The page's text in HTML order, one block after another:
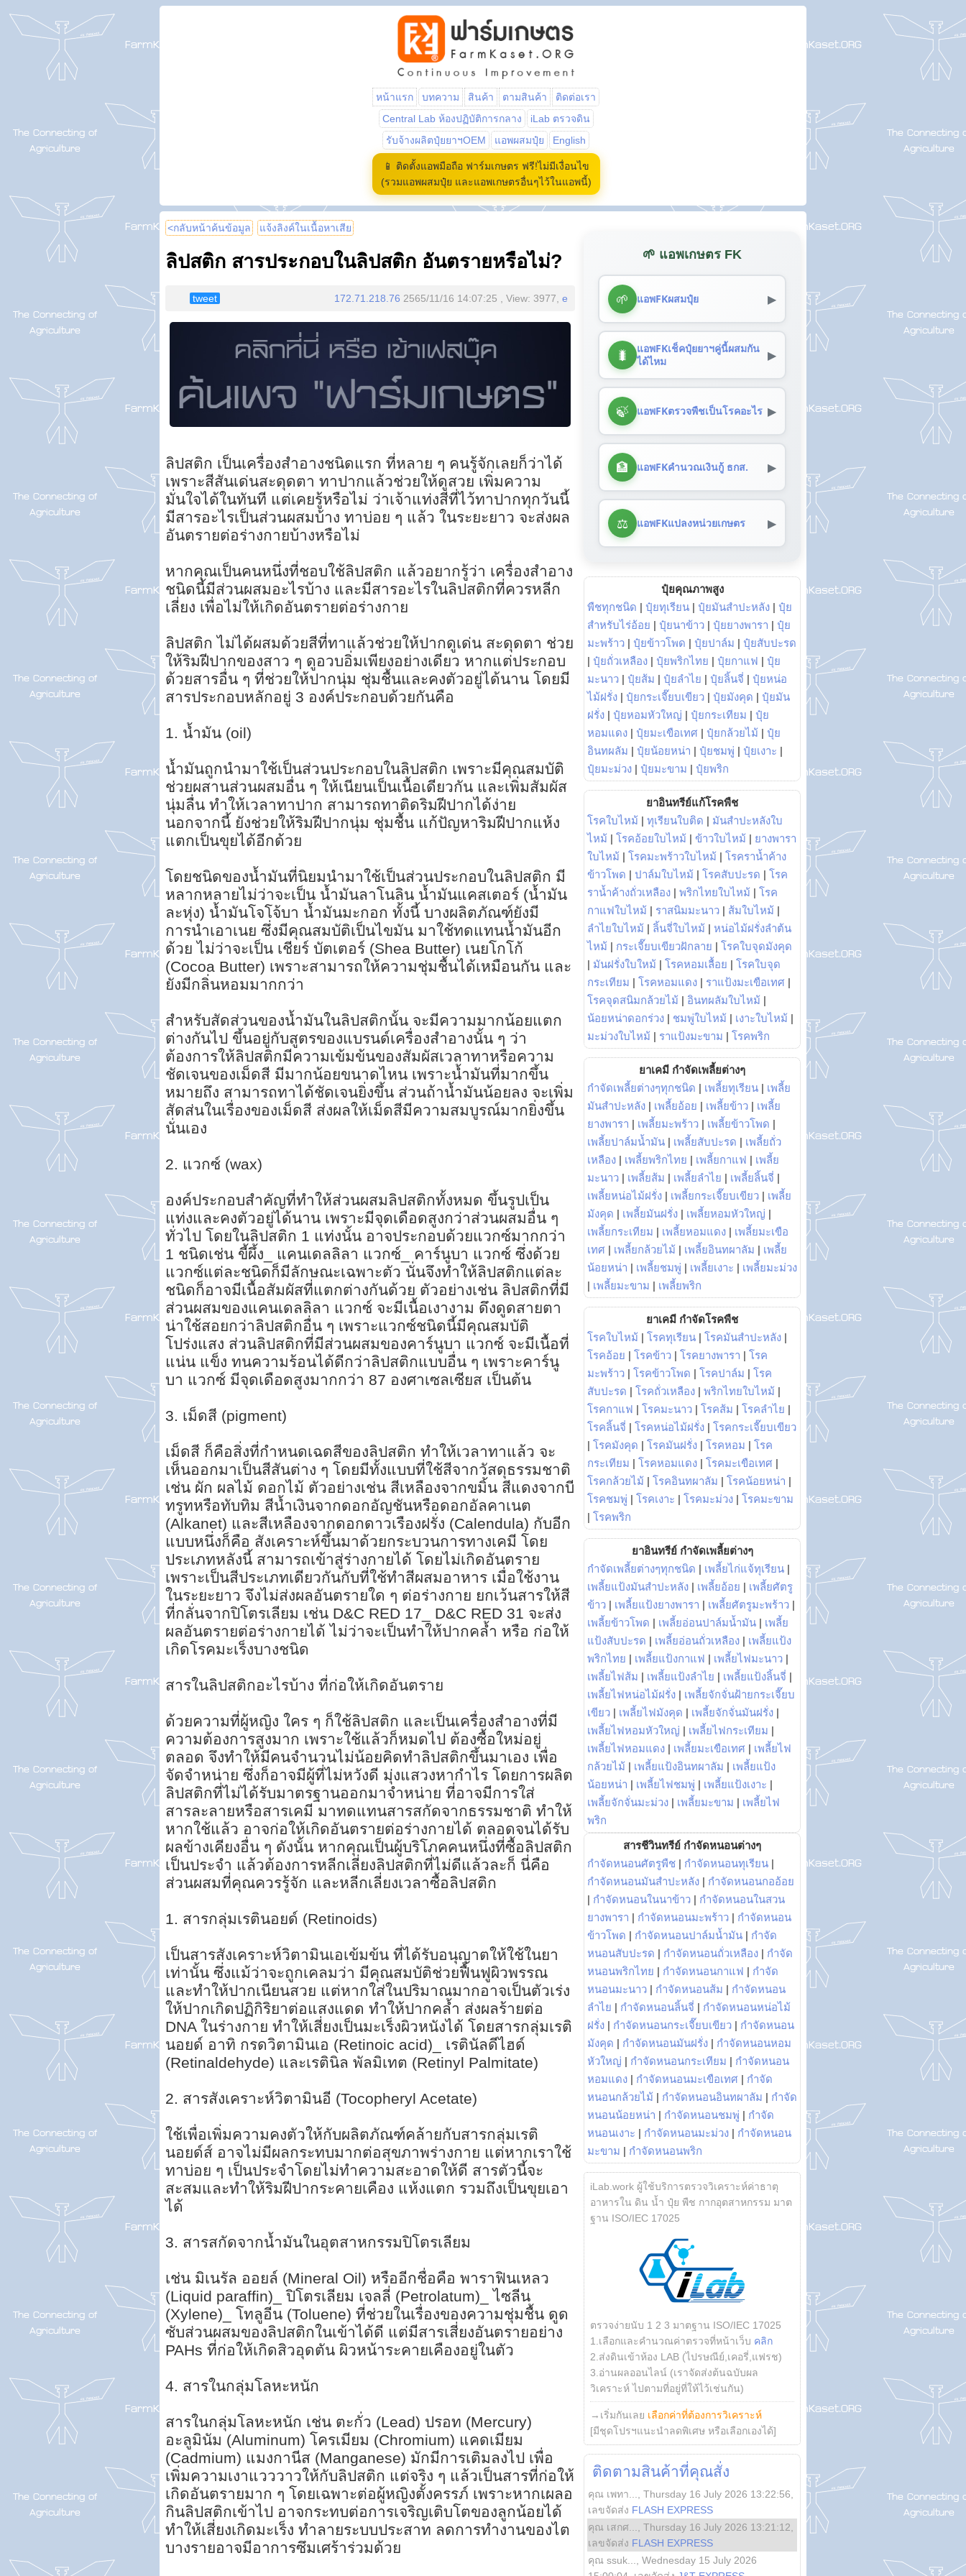
หน้าแรก บทความ สินค้า ตามสินค้า
ติดต่อเรา
Central Lab ห้องปฏิบัติการกลาง
iLab ตรวจดิน
รับจ้างผลิตปุ๋ยยาฯOEM
แอพผสมปุ๋ย English
📱 ติดตั้งแอพมือถือ ฟาร์มเกษตร ฟรี!ไม่มีเงื่อนไข
(รวมแอพผสมปุ๋ย และแอพเกษตรอื่นๆไว้ในแอพนี้)
<กลับหน้าค้นข้อมูล แจ้งลิงค์ในเนื้อหาเสีย
ลิปสติก สารประกอบในลิปสติก อันตรายหรือไม่?
tweet 172.71.218.76 2565/11/16 14:07:25 , View: 3977, e
ลิปสติก เป็นเครื่องสำอางชนิดแรก ที่หลาย ๆ คนรู้จักเลยก็ว่าได้
เพราะสีสันเด่นสะดุดตา ทาปากแล้วช่วยให้ดูสวย เพิ่มความ
มั่นใจได้ในทันที แต่เคยรู้หรือไม่ ว่าเจ้าแท่งสีที่ไว้ทาปากทุกวันนี้
มีสารอะไรเป็นส่วนผสมบ้าง ทาบ่อย ๆ แล้ว ในระยะยาว จะส่งผล
อันตรายต่อร่างกายบ้างหรือไม่
หากคุณเป็นคนหนึ่งที่ชอบใช้ลิปสติก แล้วอยากรู้ว่า เครื่องสำอาง
ชนิดนี้มีส่วนผสมอะไรบ้าง และมีสารอะไรในลิปสติกที่ควรหลีก
เลี่ยง เพื่อไม่ให้เกิดอันตรายต่อร่างกาย
ลิปสติก ไม่ได้ผสมด้วยสีที่ทาแล้วช่วยให้ปากดูเด่น สะดุดตา ช่วย
ให้ริมฝีปากของสาว ๆ ดูอวบอิ่มเพียงอย่างเดียว หากแต่ประกอบ
ด้วยสารอื่น ๆ ที่ช่วยให้ปากนุ่ม ชุ่มชื้นและคงตัวอยู่ได้นาน โดยมี
สารประกอบหลักอยู่ 3 องค์ประกอบด้วยกันคือ
1. น้ำมัน (oil)
น้ำมันถูกนำมาใช้เป็นส่วนประกอบในลิปสติก เพราะมีคุณสมบัติ
ช่วยผสานส่วนผสมอื่น ๆ ให้เนียนเป็นเนื้อเดียวกัน และเพิ่มสัมผัส
นุ่มลื่น ทำให้เวลาทาปาก สามารถทาติดริมฝีปากได้ง่าย
นอกจากนี้ ยังช่วยให้ริมฝีปากนุ่ม ชุ่มชื้น แก้ปัญหาริมฝีปากแห้ง
แตกเป็นขุยได้อีกด้วย
โดยชนิดของน้ำมันที่นิยมนำมาใช้เป็นส่วนประกอบในลิปสติก มี
หลากหลายไม่ว่าจะเป็น น้ำมันลาโนลิน น้ำมันแคสเตอร์ (น้ำมัน
ละหุ่ง) น้ำมันโจโจ้บา น้ำมันมะกอก ทั้งนี้ บางผลิตภัณฑ์ยังมี
การนำเอาเนย ซึ่งมีคุณสมบัติเป็นไขมัน มาใช้ทดแทนน้ำมันอีก
ด้วย ไม่ว่าจะเป็น เชียร์ บัตเตอร์ (Shea Butter) เนยโกโก้
(Cocoa Butter) เพราะสามารถให้ความชุ่มชื้นได้เหมือนกัน และ
ยังมีกลิ่นหอมมากกว่า
สำหรับสัดส่วนของน้ำมันในลิปสติกนั้น จะมีความมากน้อยแตก
ต่างกันไป ขึ้นอยู่กับสูตรของแบรนด์เครื่องสำอางนั้น ๆ ว่า
ต้องการให้ลิปสติกมีความเข้มข้นของสัมผัสเวลาทาหรือความ
ชัดเจนของเม็ดสี มีมากน้อยขนาดไหน เพราะน้ำมันที่มากขึ้น
หมายถึง สามารถทาได้ชัดเจนยิ่งขึ้น ส่วนถ้าน้ำมันน้อยลง จะเพิ่ม
สัดส่นในเรื่องของเม็ดสี ส่งผลให้เม็ดสีมีความสมบูรณ์มากยิ่งขึ้น
นั่นเอง
2. แวกซ์ (wax)
องค์ประกอบสำคัญที่ทำให้ส่วนผสมลิปสติกทั้งหมด ขึ้นรูปเป็น
แท่งและคงตัวอยู่ได้นาน เพราะมีจุดเดือดสูงกว่าส่วนผสมอื่น ๆ
ทั่วไป โดยในลิปสติก 1 แท่งนั้น อาจประกอบด้วยแวกซ์มากกว่า
1 ชนิดเช่น ขี้ผึ้ง_ แคนเดลลิลา แวกซ์_ คาร์นูบา แวกซ์ ซึ่งด้วย
แวกซ์แต่ละชนิดก็มีลักษณะเฉพาะตัว นั่นจึงทำให้ลิปสติกแต่ละ
ชนิดก็อาจมีเนื้อสัมผัสที่แตกต่างกันด้วย ตัวอย่างเช่น ลิปสติกที่มี
ส่วนผสมของแคนเดลลิลา แวกซ์ จะมีเนื้อเงางาม ดึงดูดสายตา
น่าใช้สอยกว่าลิปสติกอื่น ๆ เพราะแวกซ์ชนิดนี้มีคุณสมบัติ
โปร่งแสง ส่วนลิปสติกที่มีส่วนผสมของคาร์นูบา แวกซ์ จะมีเนื้อที่
แน่น แข็ง ทนความร้อนได้ดีกว่าลิปสติกแบบอื่น ๆ เพราะคาร์นู
บา แวกซ์ มีจุดเดือดสูงมากกว่า 87 องศาเซลเซียส เป็นต้น
3. เม็ดสี (pigment)
เม็ดสี ก็คือสิ่งที่กำหนดเฉดสีของลิปสติก ทำให้เวลาทาแล้ว จะ
เห็นออกมาเป็นสีสันต่าง ๆ โดยมีทั้งแบบที่ใช้สีจากวัสดุธรรมชาติ
เช่น ผัก ผลไม้ ดอกไม้ ตัวอย่างเช่น สีเหลืองจากขมิ้น สีแดงจากบี
ทรูทหรือทับทิม สีน้ำเงินจากดอกอัญชันหรือดอกอัลคาเนต
(Alkanet) และสีเหลืองจากดอกดาวเรืองฝรั่ง (Calendula) กับอีก
แบบหนึ่งก็คือ สังเคราะห์ขึ้นมาด้วยกระบวนการทางเคมี โดย
ประเภทหลังนี้ สามารถเข้าสู่ร่างกายได้ โดยไม่เกิดอันตราย
เพราะเป็นสีประเภทเดียวกันกับที่ใช้ทำสีผสมอาหาร เมื่อใช้งาน
ในระยะยาว จึงไม่ส่งผลอันตรายใด ๆ ต่อร่างกาย ยกเว้นสารให้สี
ที่กลั่นจากปิโตรเลียม เช่น D&C RED 17_ D&C RED 31 จะส่ง
ผลอันตรายต่อร่างกายได้ ไม่ว่าจะเป็นทำให้ปากคล้ำ หรือ ก่อให้
เกิดโรคมะเร็งบางชนิด
สารในลิปสติกอะไรบ้าง ที่ก่อให้เกิดอันตราย
ด้วยความที่ผู้หญิง ใคร ๆ ก็ใช้ลิปสติก และเป็นเครื่องสำอางที่มี
ความต้องการสูงมาก เพราะใช้แล้วก็หมดไป ต้องซื้อใหม่อยู่
ตลอด จึงทำให้มีคนจำนวนไม่น้อยคิดทำลิปสติกขึ้นมาเอง เพื่อ
จัดจำหน่าย ซึ่งก็อาจมีผู้ที่ไม่หวังดี มุ่งแสวงหากำไร โดยการผลิต
ลิปสติกที่ไม่ได้รับมาตรฐานออกมาจำหน่าย ที่อาจมีการใส่
สารละลายหรือสารเคมี มาทดแทนสารสกัดจากธรรมชาติ ทำให้
หากใช้แล้ว อาจก่อให้เกิดอันตรายต่อร่างกายได้ ตลอดจนได้รับ
ผลข้างเคียงอื่น ๆ ดังนั้น หากคุณเป็นผู้บริโภคคนหนึ่งที่ซื้อลิปสติก
เป็นประจำ แล้วต้องการหลีกเลี่ยงลิปสติกที่ไม่ดีแล้วละก็ นี่คือ
ส่วนผสมที่คุณควรรู้จัก และหลีกเลี่ยงเวลาซื้อลิปสติก
1. สารกลุ่มเรตินอยด์ (Retinoids)
เป็นสารสังเคราะห์วิตามินเอเข้มข้น ที่ได้รับอนุญาตให้ใช้ในยา
เท่านั้น ซึ่งแม้ว่าจะถูกเคลมว่า มีคุณสมบัติช่วยฟื้นฟูผิวพรรณ
และทำให้ปากเนียนสวย แต่หากใส่ในปริมาณมากอาจเป็นตัวเร่ง
ให้ปากเกิดปฏิกิริยาต่อแสงแดด ทำให้ปากคล้ำ ส่งผลร้ายต่อ
DNA ในร่างกาย ทำให้เสี่ยงเป็นมะเร็งผิวหนังได้ โดยสารกลุ่มเรติ
นอยด์ อาทิ กรดวิตามินเอ (Retinoic acid)_ เรตินัลดีไฮด์
(Retinaldehyde) และเรตินิล พัลมิเทต (Retinyl Palmitate)
2. สารสังเคราะห์วิตามินอี (Tocopheryl Acetate)
ใช้เพื่อเพิ่มความคงตัวให้กับผลิตภัณฑ์คล้ายกับสารกลุ่มเรติ
นอยด์ส์ อาจไม่มีผลกระทบมากต่อสุขภาพร่างกาย แต่หากเราใช้
ทาบ่อย ๆ เป็นประจำโดยไม่ทำความสะอาดให้ดี สารตัวนี้จะ
สะสมและทำให้ริมฝีปากระคายเคือง แห้งแตก รวมถึงเป็นขุยเอา
ได้
3. สารสกัดจากน้ำมันในอุตสาหกรรมปิโตรเลียม
เช่น มิเนรัล ออยล์ (Mineral Oil) หรืออีกชื่อคือ พาราฟินเหลว
(Liquid paraffin)_ ปิโตรเลียม เจลลี่ (Petrolatum)_ ไซลีน
(Xylene)_ โทลูอีน (Toluene) ที่ช่วยในเรื่องของความชุ่มชื้น ดูด
ซับส่วนผสมของลิปสติกในเข้าได้ดี แต่มีสารเสี่ยงอันตรายอย่าง
PAHs ที่ก่อให้เกิดสิวอุดตัน ผิวหน้าระคายเคืองอยู่ในตัว
4. สารในกลุ่มโลหะหนัก
สารในกลุ่มโลหะหนัก เช่น ตะกั่ว (Lead) ปรอท (Mercury)
อะลูมินัม (Aluminum) โครเมียม (Chromium) แคดเมียม
(Cadmium) แมงกานีส (Manganese) มักมีการเติมลงไป เพื่อ
เพิ่มความเงาแวววาวให้กับลิปสติก แต่จริง ๆ แล้วเป็นสารที่ก่อให้
เกิดอันตรายมาก ๆ โดยเฉพาะต่อผู้หญิงตั้งครรภ์ เพราะหากเผลอ
กินลิปสติกเข้าไป อาจกระทบต่อการเจริญเติบโตของลูกน้อยได้
ทำให้เสี่ยงเกิดมะเร็ง ทำลายระบบประสาท ลดการทำงานของไต
บางรายอาจมีอาการซึมเศร้าร่วมด้วย
🌱 แอพเกษตร FK
🌱 แอพFKผสมปุ๋ย ▶
🐛
แอพFKเช็คปุ๋ยยาฯคู่นี้ผสมกัน
ได้ไหม
▶
🍃 แอพFKตรวจพืชเป็นโรคอะไร ▶
🏦 แอพFKคำนวณเงินกู้ ธกส. ▶
⚖️ แอพFKแปลงหน่วยเกษตร ▶
ปุ๋ยคุณภาพสูง
พืชทุกชนิด | ปุ๋ยทุเรียน | ปุ๋ยมันสำปะหลัง | ปุ๋ย
สำหรับไร่อ้อย | ปุ๋ยนาข้าว | ปุ๋ยยางพารา | ปุ๋ย
มะพร้าว | ปุ๋ยข้าวโพด | ปุ๋ยปาล์ม | ปุ๋ยสับปะรด
| ปุ๋ยถั่วเหลือง | ปุ๋ยพริกไทย | ปุ๋ยกาแฟ | ปุ๋ย
มะนาว | ปุ๋ยส้ม | ปุ๋ยลำไย | ปุ๋ยลิ้นจี่ | ปุ๋ยหน่อ
ไม้ฝรั่ง | ปุ๋ยกระเจี๊ยบเขียว | ปุ๋ยมังคุด | ปุ๋ยมัน
ฝรั่ง | ปุ๋ยหอมหัวใหญ่ | ปุ๋ยกระเทียม | ปุ๋ย
หอมแดง | ปุ๋ยมะเขือเทศ | ปุ๋ยกล้วยไม้ | ปุ๋ย
อินทผลัม | ปุ๋ยน้อยหน่า | ปุ๋ยชมพู่ | ปุ๋ยเงาะ |
ปุ๋ยมะม่วง | ปุ๋ยมะขาม | ปุ๋ยพริก
ยาอินทรีย์แก้โรคพืช
โรคใบไหม้ | ทุเรียนใบติด | มันสำปะหลังใบ
ไหม้ | โรคอ้อยใบไหม้ | ข้าวใบไหม้ | ยางพารา
ใบไหม้ | โรคมะพร้าวใบไหม้ | โรคราน้ำค้าง
ข้าวโพด | ปาล์มใบไหม้ | โรคสับปะรด | โรค
ราน้ำค้างถั่วเหลือง | พริกไทยใบไหม้ | โรค
กาแฟใบไหม้ | ราสนิมมะนาว | ส้มใบไหม้ |
ลำไยใบไหม้ | ลิ้นจี่ใบไหม้ | หน่อไม้ฝรั่งลำต้น
ไหม้ | กระเจี๊ยบเขียวฝักลาย | โรคใบจุดมังคุด
| มันฝรั่งใบใหม้ | โรคหอมเลื้อย | โรคใบจุด
กระเทียม | โรคหอมแดง | ราแป้งมะเขือเทศ |
โรคจุดสนิมกล้วยไม้ | อินทผลัมใบไหม้ |
น้อยหน่าดอกร่วง | ชมพู่ใบไหม้ | เงาะใบไหม้ |
มะม่วงใบไหม้ | ราแป้งมะขาม | โรคพริก
ยาเคมี กำจัดเพลี้ยต่างๆ
กำจัดเพลี้ยต่างๆทุกชนิด | เพลี้ยทุเรียน | เพลี้ย
มันสำปะหลัง | เพลี้ยอ้อย | เพลี้ยข้าว | เพลี้ย
ยางพารา | เพลี้ยมะพร้าว | เพลี้ยข้าวโพด |
เพลี้ยปาล์มน้ำมัน | เพลี้ยสับปะรด | เพลี้ยถั่ว
เหลือง | เพลี้ยพริกไทย | เพลี้ยกาแฟ | เพลี้ย
มะนาว | เพลี้ยส้ม | เพลี้ยลำไย | เพลี้ยลิ้นจี่ |
เพลี้ยหน่อไม้ฝรั่ง | เพลี้ยกระเจี๊ยบเขียว | เพลี้ย
มังคุด | เพลี้ยมันฝรั่ง | เพลี้ยหอมหัวใหญ่ |
เพลี้ยกระเทียม | เพลี้ยหอมแดง | เพลี้ยมะเขือ
เทศ | เพลี้ยกล้วยไม้ | เพลี้ยอินทผาลัม | เพลี้ย
น้อยหน่า | เพลี้ยชมพู่ | เพลี้ยเงาะ | เพลี้ยมะม่วง
| เพลี้ยมะขาม | เพลี้ยพริก
ยาเคมี กำจัดโรคพืช
โรคใบไหม้ | โรคทุเรียน | โรคมันสำปะหลัง |
โรคอ้อย | โรคข้าว | โรคยางพารา | โรค
มะพร้าว | โรคข้าวโพด | โรคปาล์ม | โรค
สับปะรด | โรคถั่วเหลือง | พริกไทยใบไหม้ |
โรคกาแฟ | โรคมะนาว | โรคส้ม | โรคลำไย |
โรคลิ้นจี่ | โรคหน่อไม้ฝรั่ง | โรคกระเจี๊ยบเขียว
| โรคมังคุด | โรคมันฝรั่ง | โรคหอม | โรค
กระเทียม | โรคหอมแดง | โรคมะเขือเทศ |
โรคกล้วยไม้ | โรคอินทผาลัม | โรคน้อยหน่า |
โรคชมพู่ | โรคเงาะ | โรคมะม่วง | โรคมะขาม
| โรคพริก
ยาอินทรีย์ กำจัดเพลี้ยต่างๆ
กำจัดเพลี้ยต่างๆทุกชนิด | เพลี้ยไก่แจ้ทุเรียน |
เพลี้ยแป้งมันสำปะหลัง | เพลี้ยอ้อย | เพลี้ยศัตรู
ข้าว | เพลี้ยแป้งยางพารา | เพลี้ยศัตรูมะพร้าว |
เพลี้ยข้าวโพด | เพลี้ยอ่อนปาล์มน้ำมัน | เพลี้ย
แป้งสับปะรด | เพลี้ยอ่อนถั่วเหลือง | เพลี้ยแป้ง
พริกไทย | เพลี้ยแป้งกาแฟ | เพลี้ยไฟมะนาว |
เพลี้ยไฟส้ม | เพลี้ยแป้งลำไย | เพลี้ยแป้งลิ้นจี่ |
เพลี้ยไฟหน่อไม้ฝรั่ง | เพลี้ยจักจั่นฝ้ายกระเจี๊ยบ
เขียว | เพลี้ยไฟมังคุด | เพลี้ยจักจั่นมันฝรั่ง |
เพลี้ยไฟหอมหัวใหญ่ | เพลี้ยไฟกระเทียม |
เพลี้ยไฟหอมแดง | เพลี้ยมะเขือเทศ | เพลี้ยไฟ
กล้วยไม้ | เพลี้ยแป้งอินทผาลัม | เพลี้ยแป้ง
น้อยหน่า | เพลี้ยไฟชมพู่ | เพลี้ยแป้งเงาะ |
เพลี้ยจักจั่นมะม่วง | เพลี้ยมะขาม | เพลี้ยไฟ
พริก
สารชีวินทรีย์ กำจัดหนอนต่างๆ
กำจัดหนอนศัตรูพืช | กำจัดหนอนทุเรียน |
กำจัดหนอนมันสำปะหลัง | กำจัดหนอนกออ้อย
| กำจัดหนอนในนาข้าว | กำจัดหนอนในสวน
ยางพารา | กำจัดหนอนมะพร้าว | กำจัดหนอน
ข้าวโพด | กำจัดหนอนปาล์มน้ำมัน | กำจัด
หนอนสับปะรด | กำจัดหนอนถั่วเหลือง | กำจัด
หนอนพริกไทย | กำจัดหนอนกาแฟ | กำจัด
หนอนมะนาว | กำจัดหนอนส้ม | กำจัดหนอน
ลำไย | กำจัดหนอนลิ้นจี่ | กำจัดหนอนหน่อไม้
ฝรั่ง | กำจัดหนอนกระเจี๊ยบเขียว | กำจัดหนอน
มังคุด | กำจัดหนอนมันฝรั่ง | กำจัดหนอนหอม
หัวใหญ่ | กำจัดหนอนกระเทียม | กำจัดหนอน
หอมแดง | กำจัดหนอนมะเขือเทศ | กำจัด
หนอนกล้วยไม้ | กำจัดหนอนอินทผาลัม | กำจัด
หนอนน้อยหน่า | กำจัดหนอนชมพู่ | กำจัด
หนอนเงาะ | กำจัดหนอนมะม่วง | กำจัดหนอน
มะขาม | กำจัดหนอนพริก
iLab.work ผู้ใช้บริการตรวจวิเคราะห์ค่าธาตุ
อาหารใน ดิน น้ำ ปุ๋ย พืช กากอุตสาหกรรม มาต
ฐาน ISO/IEC 17025
ตรวจง่ายนับ 1 2 3 มาตฐาน ISO/IEC 17025
1.เลือกและคำนวณค่าตรวจที่หน้าเว็บ คลิก
2.ส่งดินเข้าห้อง LAB (ไปรษณีย์,เคอรี่,แฟรช)
3.อ่านผลออนไลน์ (เราจัดส่งต้นฉบับผล
วิเคราะห์ ไปตามที่อยู่ที่ให้ไว้เช่นกัน)
→เริ่มกันเลย เลือกค่าที่ต้องการวิเคราะห์
[มีชุดโปรฯแนะนำลดพิเศษ หรือเลือกเองได้]
ติดตามสินค้าที่คุณสั่ง
คุณ เพทา... Thursday 16 July 2026 13:22:56
เลขจัดส่ง FLASH EXPRESS
คุณ เสกศ...
Thursday 16 July 2026 13:21:12
เลขจัดส่ง FLASH EXPRESS
คุณ ssuk...
Wednesday 15 July 2026